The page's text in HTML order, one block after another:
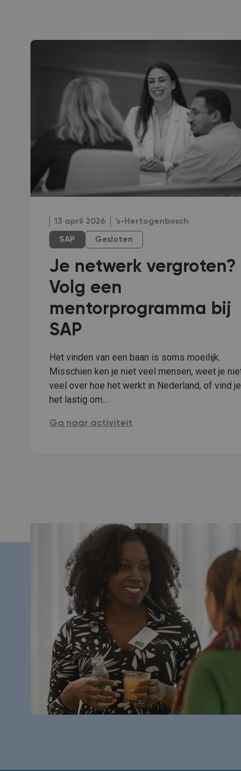
13 april 2026 's-Hertogenbosch
SAP Gesloten
Je netwerk vergroten?
Volg een
mentorprogramma bij
SAP
Het vinden van een baan is soms moeilijk.
Misschien ken je niet veel mensen, weet je
veel over hoe het werkt in Nederland, of vind je
het lastig om…
Je netwerk vergroten? Volg een
Ga naar activiteit